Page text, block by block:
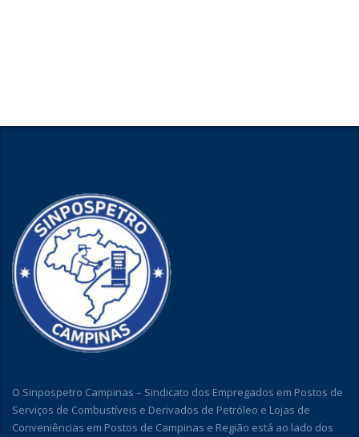
O Sinpospetro Campinas – Sindicato dos Empregados em Postos de
Serviços de Combustíveis e Derivados de Petróleo e Lojas de
Conveniências em Postos de Campinas e Região está ao lado dos